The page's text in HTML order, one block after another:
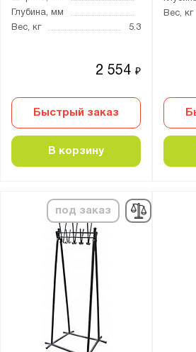
Глубина, мм
Вес, кг
5.3
2 554₽
Быстрый заказ
В корзину
Вес, кг
под заказ